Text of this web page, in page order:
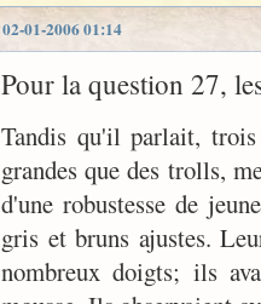
02-01-2006 01:14
Pour la question 27,
Tandis qu'il parlait, trois
grandes que des trolls,
d'une robustesse de
gris et bruns ajustes.
nombreux doigts; ils